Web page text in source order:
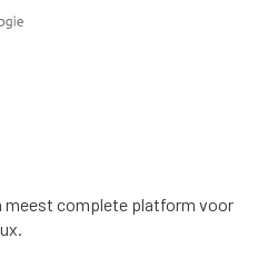
meest complete platform voor